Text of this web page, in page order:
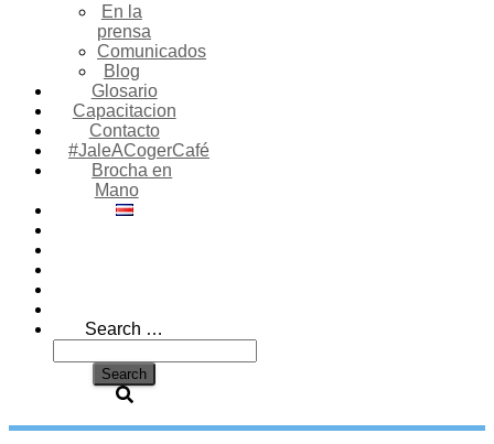
En la
prensa
Comunicados
Blog
Glosario
Capacitacion
Contacto
#JaleACogerCafé
Brocha en
Mano
Search
Search …